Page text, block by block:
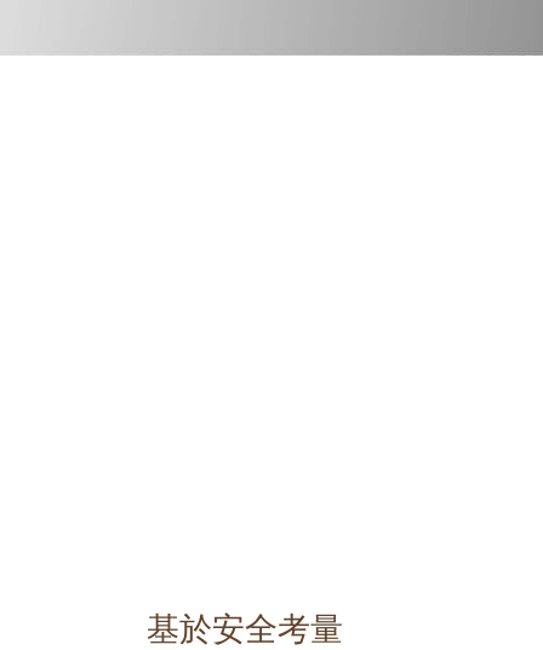
基於安全考量